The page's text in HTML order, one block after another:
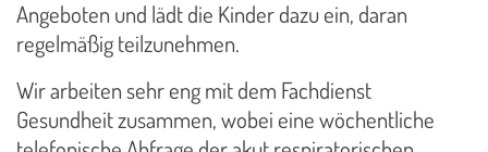
Angeboten und lädt die Kinder dazu ein, daran
regelmäßig teilzunehmen.
Wir arbeiten sehr eng mit dem Fachdienst
Gesundheit zusammen, wobei eine wöchentliche